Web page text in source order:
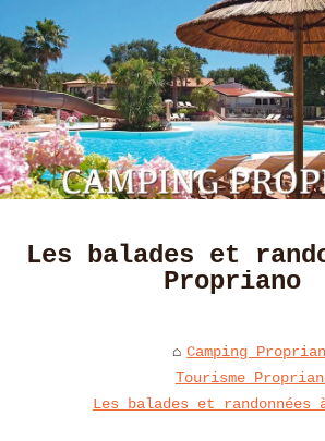
Les balades et
Propriano
Camping
Tourisme
Les balades et randonnées